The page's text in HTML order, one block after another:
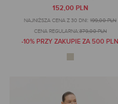
152,00 PLN
NAJNIŻSZA CENA Z 30 DNI: 199,00 PLN
CENA REGULARNA:379,00 PLN
-10% PRZY ZAKUPIE ZA 500 PLN